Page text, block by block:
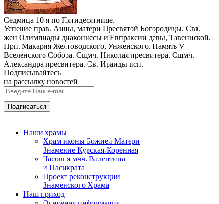
Седмица 10-я по Пятидесятнице.
Успение прав. Анны, матери Пресвятой Богородицы. Свв.
жен Олимпиады диакониссы и Евпраксии девы, Тавеннской.
Прп. Макария Желтоводского, Унженского. Память V
Вселенского Собора. Сщмч. Николая пресвитера. Сщмч.
Александра пресвитера. Св. Ираиды исп.
Подписывайтесь
на рассылку новостей
Наши храмы
Храм иконы Божией Матери
Знамение Курская-Коренная
Часовня мчч. Валентина
и Пасикрата
Проект реконструкции
Знаменского Храма
Наш приход